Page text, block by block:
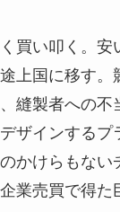
買い叩く。安
上国に移す。
縫製者への不
ザインするプ
かけらもない
業売買で得